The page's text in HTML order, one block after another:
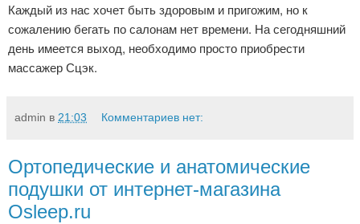
Каждый из нас хочет быть здоровым и пригожим, но к
сожалению бегать по салонам нет времени. На сегодняшний
день имеется выход, необходимо просто приобрести
массажер Сцэк.
admin в 21:03 Комментариев нет:
Ортопедические и анатомические
подушки от интернет-магазина
Osleep.ru